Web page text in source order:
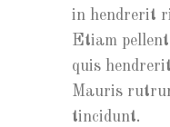
in hendrerit
Etiam
quis
Mauris
tincidunt.